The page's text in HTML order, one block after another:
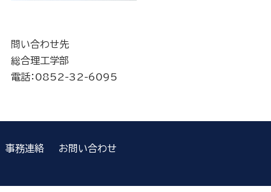
問い合わせ先
総合理工学部
電話：0852-32-6095
事務連絡 お問い合わせ